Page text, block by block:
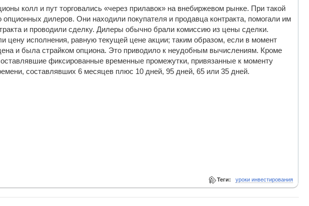
колл и пут торговались «через прилавок» на внебиржевом рынке. При такой
дилеров. Они находили покупателя и продавца контракта, помогали им
и проводили сделку. Дилеры обычно брали комиссию из цены сделки.
цену исполнения, равную текущей цене акции; таким образом, если в момент
и была страйком опциона. Это приводило к неудобным вычислениям. Кроме
фиксированные временные промежутки, привязанные к моменту
составлявших 6 месяцев плюс 10 дней, 95 дней, 65 или 35 дней.
Теги: уроки инвестирования